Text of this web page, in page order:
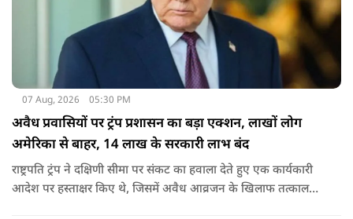
07 Aug, 2026 05:30 PM
अवैध प्रवासियों पर ट्रंप प्रशासन का बड़ा एक्शन, लाखों लोग
अमेरिका से बाहर, 14 लाख के सरकारी लाभ बंद
राष्ट्रपति ट्रंप ने दक्षिणी सीमा पर संकट का हवाला देते हुए एक कार्यकारी
आदेश पर हस्ताक्षर किए थे, जिसमें अवैध आव्रजन के खिलाफ तत्काल